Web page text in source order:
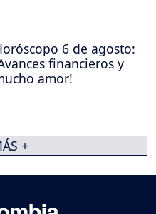
6 de agosto:
financieros y
amor!
+